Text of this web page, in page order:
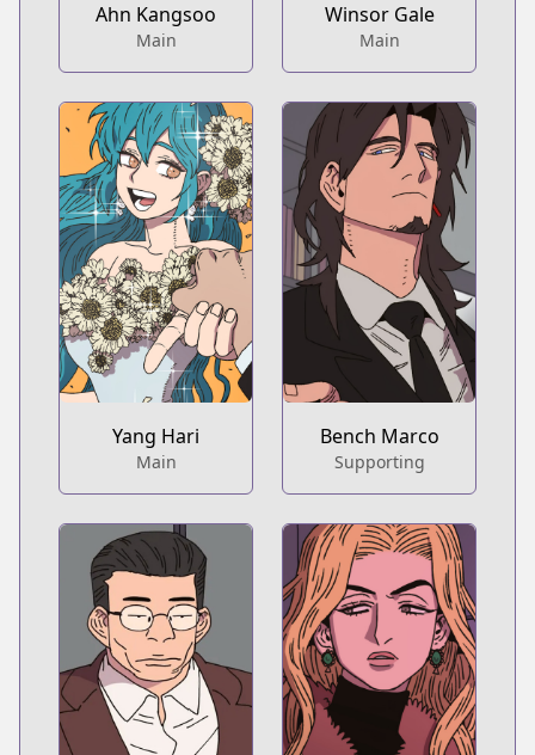
Ahn Kangsoo
Main
Winsor Gale
Main
Yang Hari
Main
Bench Marco
Supporting